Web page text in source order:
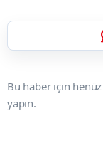
Bu haber için
yapın.